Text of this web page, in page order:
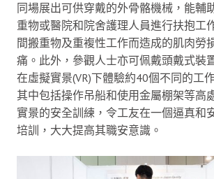
同場展出可供穿戴的外骨骼機械，能輔
重物或醫院和院舍護理人員進行扶抱工
間搬重物及重複性工作而造成的肌肉勞
痛。此外，參觀人士亦可佩戴頭戴式裝
在虛擬實景(VR)下體驗約40個不同的工
其中包括操作吊船和使用金屬棚架等高
實景的安全訓練，令工友在一個逼真和
培訓，大大提高其職安意識。